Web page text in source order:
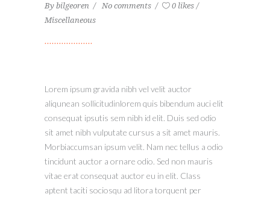
By bilgeoren No comments
0 likes
Miscellaneous
Lorem ipsum gravida nibh vel velit auctor
aliqunean sollicitudinlorem quis bibendum auci elit
consequat ipsutis sem nibh id elit. Duis sed odio
sit amet nibh vulputate cursus a sit amet mauris.
Morbiaccumsan ipsum velit. Nam nec tellus a odio
tincidunt auctor a ornare odio. Sed non mauris
vitae erat consequat auctor eu in elit. Class
aptent taciti sociosqu ad litora torquent per